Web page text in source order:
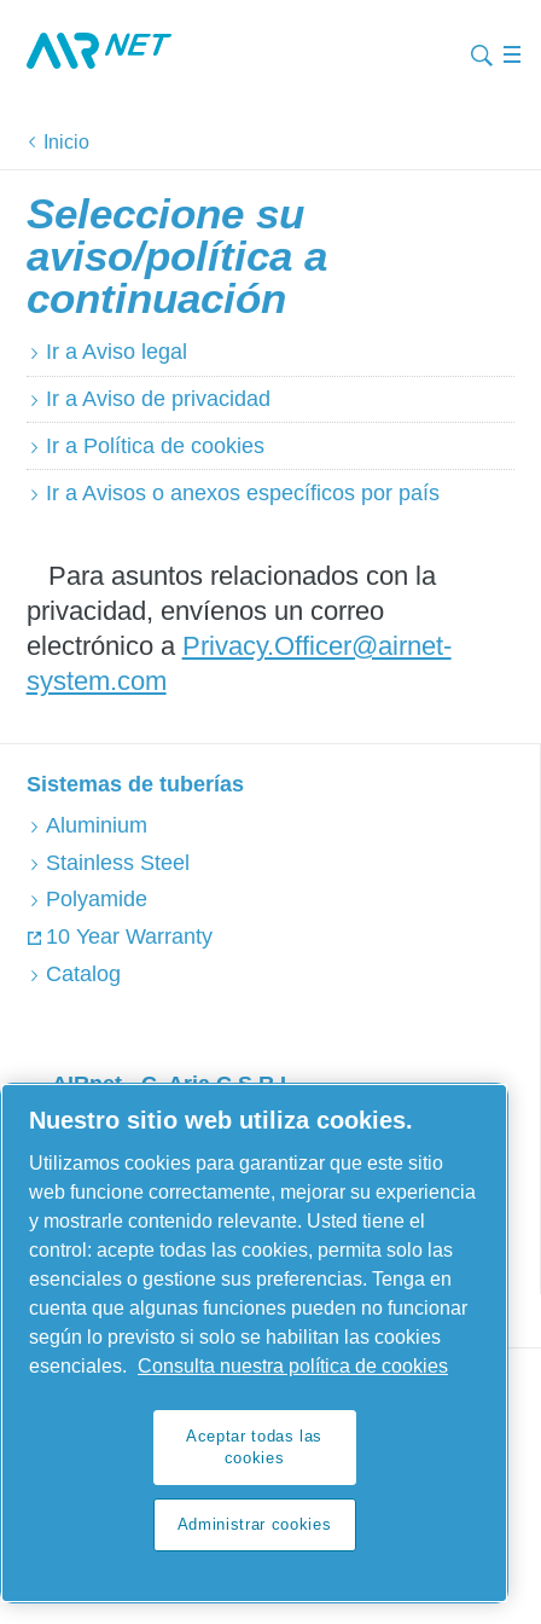
Inicio
Seleccione su
aviso/política a
continuación
Ir a Aviso legal
Ir a Aviso de privacidad
Ir a Política de cookies
Ir a Avisos o anexos específicos por país
Para asuntos relacionados con la
privacidad, envíenos un correo
electrónico a Privacy.Officer@airnet-
system.com
Sistemas de tuberías
Aluminium
Stainless Steel
Polyamide
10 Year Warranty
Catalog
AIRnet - C. Aria C.S.R.L.
Via Selva Maiolo, 5/7 - 36075, Montecchio
Maggiore, Vicenza (Italia)
Contact us
Legal & Privacy Notices
Administrar cookies
Nuestro sitio web utiliza cookies.
Utilizamos cookies para garantizar que este sitio
web funcione correctamente, mejorar su experiencia
y mostrarle contenido relevante. Usted tiene el
control: acepte todas las cookies, permita solo las
esenciales o gestione sus preferencias. Tenga en
cuenta que algunas funciones pueden no funcionar
según lo previsto si solo se habilitan las cookies
esenciales. Consulta nuestra política de cookies
Aceptar todas las
cookies
Administrar cookies